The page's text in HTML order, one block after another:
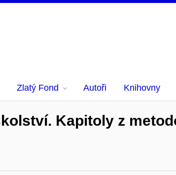
Zlatý Fond Autoři Knihovny
Kapitoly z